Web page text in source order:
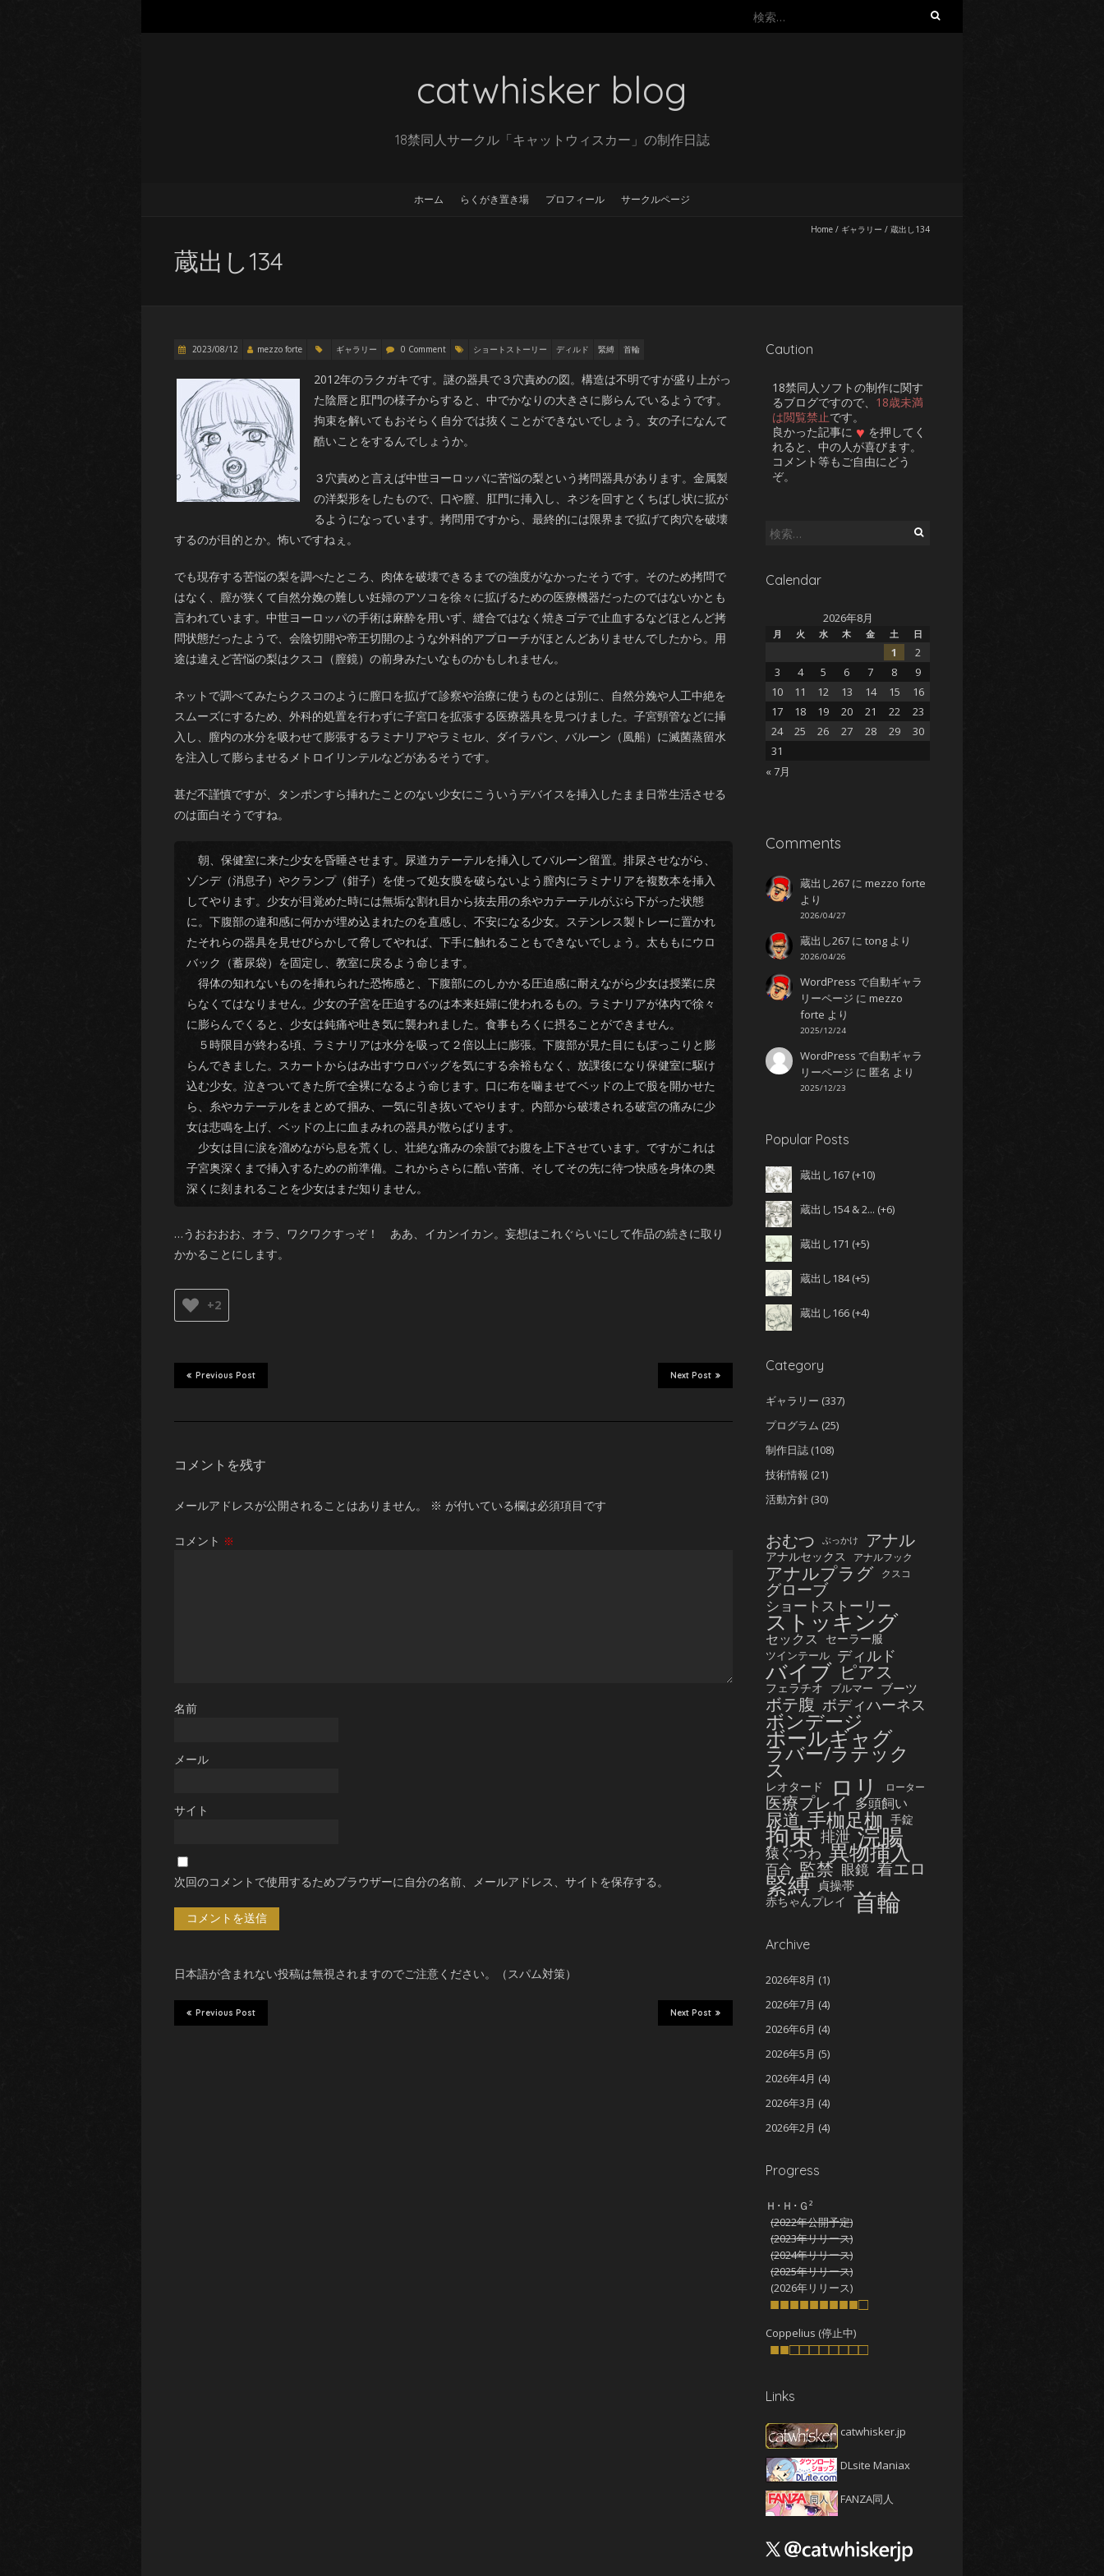
検
catwhisker blog
18禁同人サークル「キャットウィスカー」の制作日誌
ホーム らくがき置き場 プロフィール サークルページ
Home / ギャラリー / 蔵出し134
蔵出し134
2023/08/12 mezzo forte ギャラリー 0 Comment ショートストーリー ディルド 緊縛 首輪
2012年のラクガキです。謎の器具で３穴責めの図。構造は不明ですが盛り上がっ
た陰唇と肛門の様子からすると、中でかなりの大きさに膨らんでいるようです。
拘束を解いてもおそらく自分では抜くことができないでしょう。女の子になんて
酷いことをするんでしょうか。
３穴責めと言えば中世ヨーロッパに苦悩の梨という拷問器具があります。金属製
の洋梨形をしたもので、口や膣、肛門に挿入し、ネジを回すとくちばし状に拡が
るようになっています。拷問用ですから、最終的には限界まで拡げて肉穴を破壊
するのが目的とか。怖いですねぇ。
でも現存する苦悩の梨を調べたところ、肉体を破壊できるまでの強度がなかったそうです。そのため拷問で
はなく、膣が狭くて自然分娩の難しい妊婦のアソコを徐々に拡げるための医療機器だったのではないかとも
言われています。中世ヨーロッパの手術は麻酔を用いず、縫合ではなく焼きゴテで止血するなどほとんど拷
問状態だったようで、会陰切開や帝王切開のような外科的アプローチがほとんどありませんでしたから。用
途は違えど苦悩の梨はクスコ（膣鏡）の前身みたいなものかもしれません。
ネットで調べてみたらクスコのように膣口を拡げて診察や治療に使うものとは別に、自然分娩や人工中絶を
スムーズにするため、外科的処置を行わずに子宮口を拡張する医療器具を見つけました。子宮頸管などに挿
入し、膣内の水分を吸わせて膨張するラミナリアやラミセル、ダイラパン、バルーン（風船）に滅菌蒸留水
を注入して膨らませるメトロイリンテルなどがあるそうです。
甚だ不謹慎ですが、タンポンすら挿れたことのない少女にこういうデバイスを挿入したまま日常生活させる
のは面白そうですね。
朝、保健室に来た少女を昏睡させます。尿道カテーテルを挿入してバルーン留置。排尿させながら、
ゾンデ（消息子）やクランプ（鉗子）を使って処女膜を破らないよう膣内にラミナリアを複数本を挿入
してやります。少女が目覚めた時には無垢な割れ目から抜去用の糸やカテーテルがぶら下がった状態
に。下腹部の違和感に何かが埋め込まれたのを直感し、不安になる少女。ステンレス製トレーに置かれ
たそれらの器具を見せびらかして脅してやれば、下手に触れることもできないでしょう。太ももにウロ
バック（蓄尿袋）を固定し、教室に戻るよう命じます。
得体の知れないものを挿れられた恐怖感と、下腹部にのしかかる圧迫感に耐えながら少女は授業に戻
らなくてはなりません。少女の子宮を圧迫するのは本来妊婦に使われるもの。ラミナリアが体内で徐々
に膨らんでくると、少女は鈍痛や吐き気に襲われました。食事もろくに摂ることができません。
５時限目が終わる頃、ラミナリアは水分を吸って２倍以上に膨張。下腹部が見た目にもぽっこりと膨
らんできました。スカートからはみ出すウロバッグを気にする余裕もなく、放課後になり保健室に駆け
込む少女。泣きついてきた所で全裸になるよう命じます。口に布を噛ませてベッドの上で股を開かせた
ら、糸やカテーテルをまとめて掴み、一気に引き抜いてやります。内部から破壊される破宮の痛みに少
女は悲鳴を上げ、ベッドの上に血まみれの器具が散らばります。
少女は目に涙を溜めながら息を荒くし、壮絶な痛みの余韻でお腹を上下させています。ですがこれは
子宮奥深くまで挿入するための前準備。これからさらに酷い苦痛、そしてその先に待つ快感を身体の奥
深くに刻まれることを少女はまだ知りません。
…うおおおお、オラ、ワクワクすっぞ！ ああ、イカンイカン。妄想はこれぐらいにして作品の続きに取り
かかることにします。
+2
Next Post
Previous Post
コメントを残す
メールアドレスが公開されることはありません。 ※ が付いている欄は必須項目です
コメント ※
名前
メール
サイト
次回のコメントで使用するためブラウザーに自分の名前、メールアドレス、サイトを保存する。
日本語が含まれない投稿は無視されますのでご注意ください。（スパム対策）
Next Post
Previous Post
Caution
18禁同人ソフトの制作に関す
るブログですので、 18歳未満
は閲覧禁止です。
良かった記事に ♥ を押してく
れると、中の人が喜びます。
コメント等もご自由にどう
ぞ。
検
Calendar
2026年8月
月 火 水 木 金 土 日
1
2
3
4 5 6 7 8
9
10
11 12 13 14 15
16
17
18 19 20 21 22
23
24
25 26 27 28 29
30
31
« 7月
Comments
蔵出し267 にmezzo forte
より
2026/04/27
蔵出し267 にtong より
2026/04/26
WordPress で自動ギャラ
リーページ にmezzo
forte より
2025/12/24
WordPress で自動ギャラ
リーページ に匿名 より
2025/12/23
Popular Posts
蔵出し167 +10
蔵出し154 & 2... +6
蔵出し171 +5
蔵出し184 +5
蔵出し166 +4
Category
ギャラリー (337)
プログラム (25)
制作日誌 (108)
技術情報 (21)
活動方針 (30)
おむつ ぶっかけ アナル
アナルセックス アナルフック
アナルプラグ クスコ
グローブ
ショートストーリー
ストッキング
セックス セーラー服
ツインテール ディルド
バイブ ピアス
フェラチオ ブルマー ブーツ
ボテ腹 ボディハーネス
ボンデージ
ボールギャグ
ラバー/ラテック
ス
レオタード ロリ ローター
医療プレイ 多頭飼い
尿道 手枷足枷 手錠
拘束 排泄 浣腸
猿ぐつわ 異物挿入
百合 監禁 眼鏡 着エロ
緊縛 貞操帯
赤ちゃんプレイ 首輪
Archive
2026年8月 (1)
2026年7月 (4)
2026年6月 (4)
2026年5月 (5)
2026年4月 (4)
2026年3月 (4)
2026年2月 (4)
2025年12月
2025年11月
2025年10月(4)
2025年9月 (4)
2025年8月(5)
2025年7月(4)
(4)
2025年5月(5)
2025年3月
2025年2月(4)
2025年1月(5)
2024年12月(5)
2024年11月(5)
2024年9月(4)
Progress
Ｈ･Ｈ･Ｇ²
(2022年公開予定)
(2023年リリース)
(2024年リリース)
(2025年リリース)
(2026年リリース)
■■■■■■■■■□
Coppelius (停止中)
■■□□□□□□□□
Links
catwhisker.jp
DLsite Maniax
FANZA同人